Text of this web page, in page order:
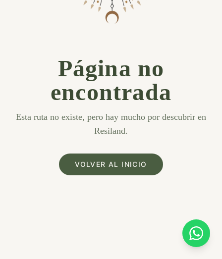
Página no
encontrada
Esta ruta no existe, pero hay mucho por descubrir en
Resiland.
VOLVER AL INICIO